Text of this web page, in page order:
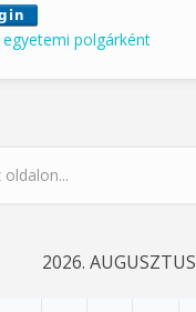
polgárként
2026. AUGUSZTUS